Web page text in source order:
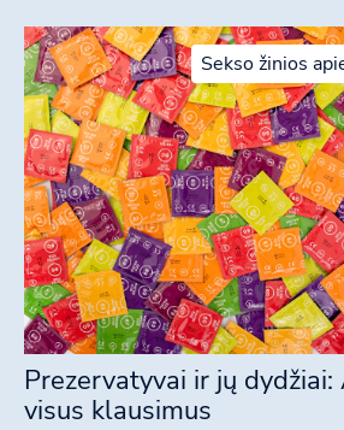
Sekso žinios
Prezervatyvai ir jų
visus klausimus